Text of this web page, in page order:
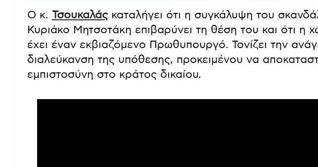
Ο κ. Τσουκαλάςκαταλήγει ότι η συγκάλυψη του
Κυριάκο Μητσοτάκη επιβαρύνει τη θέση του και ότι η
έχει έναν εκβιαζόμενο Πρωθυπουργό. Τονίζει την
διαλεύκανση της υπόθεσης, προκειμένου να
εμπιστοσύνη στο κράτος δικαίου.